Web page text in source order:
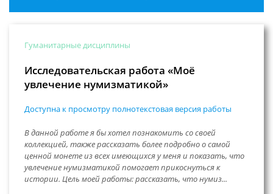
Гуманитарные дисциплины
Исследовательская работа «Моё
увлечение нумизматикой»
Доступна к просмотру полнотекстовая версия работы
В данной работе я бы хотел познакомить со своей
коллекцией, также рассказать более подробно о самой
ценной монете из всех имеющихся у меня и показать, что
увлечение нумизматикой помогает прикоснуться к
истории. Цель моей работы: рассказать, что нумиз...